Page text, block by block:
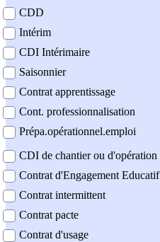
CDD
Intérim
CDI Intérimaire
Saisonnier
Contrat apprentissage
Cont. professionnalisation
Prépa.opérationnel.emploi
CDI de chantier ou d'opération
Contrat d'Engagement Educatif
Contrat intermittent
Contrat pacte
Contrat d'usage